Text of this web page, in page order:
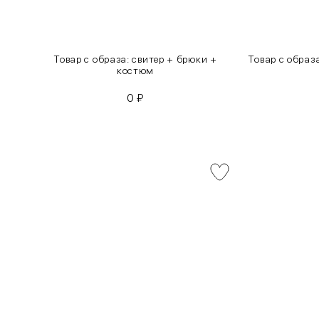
Товар с образа: свитер + брюки +
костюм
0₽
Товар с